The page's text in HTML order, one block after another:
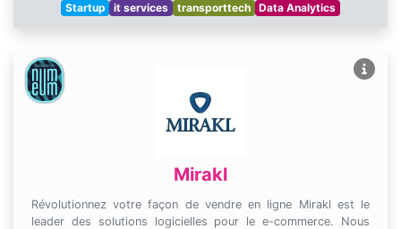
Startup
it services transporttech Data Analytics
Mirakl
Révolutionnez votre façon de vendre en ligne Mirakl est le
leader des solutions logicielles pour le e-commerce. Nous